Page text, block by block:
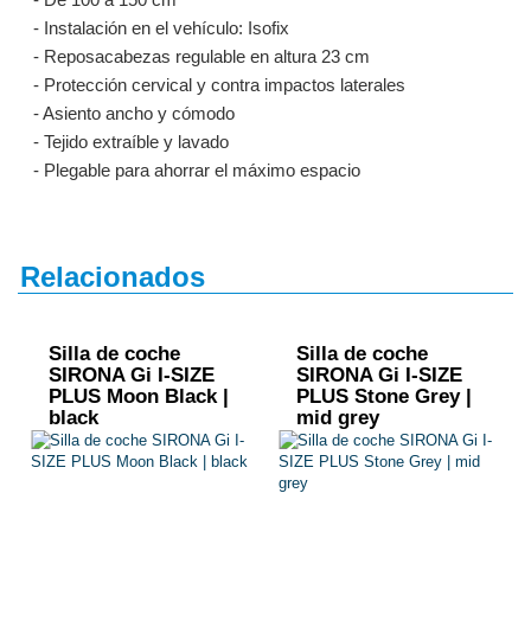
- Instalación en el vehículo: Isofix
- Reposacabezas regulable en altura 23 cm
- Protección cervical y contra impactos laterales
- Asiento ancho y cómodo
- Tejido extraíble y lavado
- Plegable para ahorrar el máximo espacio
Relacionados
Silla de coche
SIRONA Gi I-SIZE
PLUS Moon Black |
black
Silla de coche
SIRONA Gi I-SIZE
PLUS Stone Grey |
mid grey